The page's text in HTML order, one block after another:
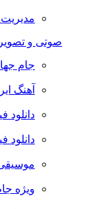
مدیریت PDF
صوتی و
جام جهانی
آهنگ
دانلود
دانلود
موسیقی
ویژه جام